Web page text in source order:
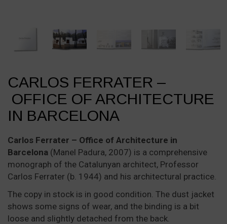
CARLOS FERRATER –
OFFICE OF ARCHITECTURE
IN BARCELONA
Carlos Ferrater – Office of Architecture in
Barcelona (Manel Padura, 2007) is a comprehensive
monograph of the Catalunyan architect, Professor
Carlos Ferrater (b. 1944) and his architectural practice.
The copy in stock is in good condition. The dust jacket
shows some signs of wear, and the binding is a bit
loose and slightly detached from the back.